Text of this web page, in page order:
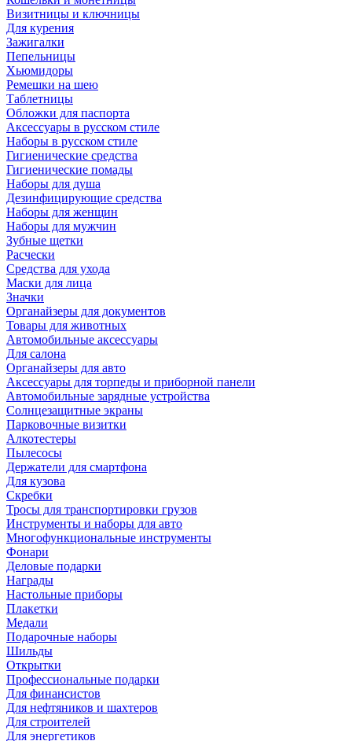
Визитницы и ключницы
Для курения
Зажигалки
Пепельницы
Хьюмидоры
Ремешки на шею
Таблетницы
Обложки для паспорта
Аксессуары в русском стиле
Наборы в русском стиле
Гигиенические средства
Гигиенические помады
Наборы для душа
Дезинфицирующие средства
Наборы для женщин
Наборы для мужчин
Зубные щетки
Расчески
Средства для ухода
Маски для лица
Значки
Органайзеры для документов
Товары для животных
Автомобильные аксессуары
Для салона
Органайзеры для авто
Аксессуары для торпеды и приборной панели
Автомобильные зарядные устройства
Солнцезащитные экраны
Парковочные визитки
Алкотестеры
Пылесосы
Держатели для смартфона
Для кузова
Скребки
Тросы для транспортировки грузов
Инструменты и наборы для авто
Многофункциональные инструменты
Фонари
Деловые подарки
Награды
Настольные приборы
Плакетки
Медали
Подарочные наборы
Шильды
Открытки
Профессиональные подарки
Для финансистов
Для нефтяников и шахтеров
Для строителей
Для энергетиков